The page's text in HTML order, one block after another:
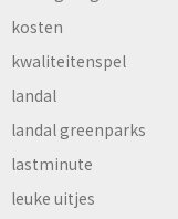
kosten
kwaliteitenspel
landal
landal greenparks
lastminute
leuke uitjes